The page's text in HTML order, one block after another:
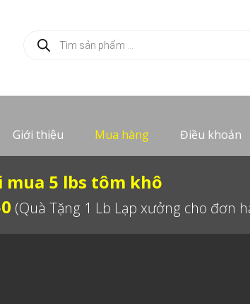
Products
search
Giới thiệu Mua hàng Điều khoản
mua 5 lbs tôm khô
(Quà Tặng 1 Lb Lạp xưởng cho đơn